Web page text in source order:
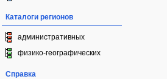
Каталоги регионов
административных
физико-географических
Справка